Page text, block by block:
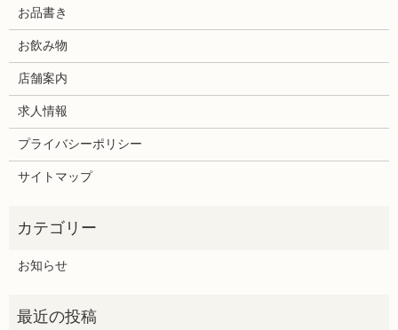
お品書き
お飲み物
店舗案内
求人情報
プライバシーポリシー
サイトマップ
お知らせ